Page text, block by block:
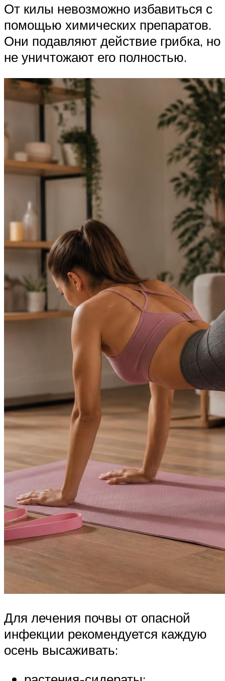
От килы невозможно избавиться с
помощью химических препаратов.
Они подавляют действие грибка, но
не уничтожают его полностью.
Для лечения почвы от опасной
инфекции рекомендуется каждую
осень высаживать: